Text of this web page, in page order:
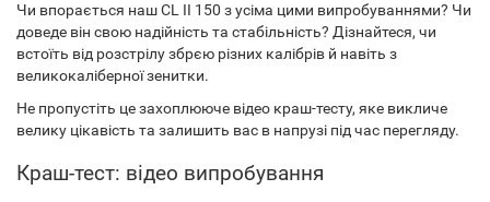
Чи впорається наш CL II 150 з усіма цими випробуваннями? Чи
доведе він свою надійність та стабільність? Дізнайтеся, чи
встоїть від розстрілу збрєю різних калібрів й навіть з
великокаліберної зенитки.
Не пропустіть це захоплююче відео краш-тесту, яке викличе
велику цікавість та залишить вас в напрузі під час перегляду.
Краш-тест: відео випробування